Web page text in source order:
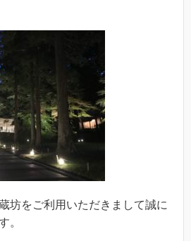
坊をご利用いただきまして誠に
。